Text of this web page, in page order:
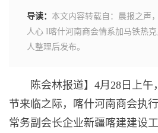
导读： 本文内容转载自：晨报之声
人心 I喀什河南商会情系加马铁热
人整理后发布。
陈会林报道】4月28日上午
节来临之际，喀什河南商会执
常务副会长企业新疆喀建建设